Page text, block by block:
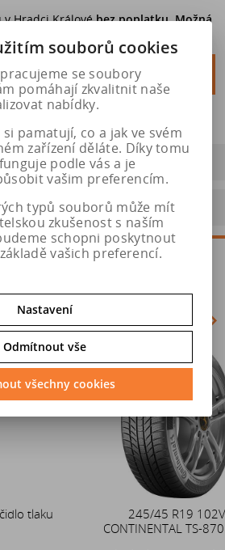
v Hradci Královébez poplatku. Možná

Do košíku
245/45 R19 102V
CONTINENTAL TS-870 P XL
Duše 12x4 (4.00-4) kovový
zahnutý ventil TR87
souborů cookies
se soubory
pomáhají zkvalitnit naše
nabídky.
pamatují, co a jak ve svém
zařízení děláte. Díky tomu
podle vás a je
vašim preferencím.
typů souborů může mít
zkušenost s naším
schopni poskytnout
vašich preferencí.
Nastavení
Odmítnout vše
všechny cookies